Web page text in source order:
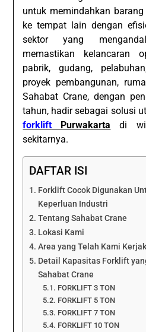
untuk memindahkan
ke tempat lain dengan
sektor yang
memastikan kelancaran
pabrik, gudang,
proyek pembangunan,
Sahabat Crane, dengan
tahun, hadir sebagai solusi
forklift Purwakarta di
sekitarnya.
DAFTAR ISI
Forklift Cocok Digunakan
Keperluan Industri
Tentang Sahabat Crane
Lokasi Kami
Area yang Telah Kami
Detail Kapasitas Forklift
Sahabat Crane
FORKLIFT 3 TON
FORKLIFT 5 TON
FORKLIFT 7 TON
FORKLIFT 10 TON